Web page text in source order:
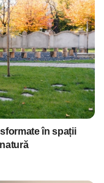
în spații